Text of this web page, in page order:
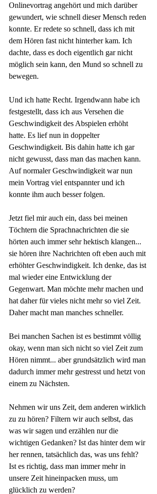
Onlinevortrag angehört und mich darüber
gewundert, wie schnell dieser Mensch reden
konnte. Er redete so schnell, dass ich mit
dem Hören fast nicht hinterher kam. Ich
dachte, dass es doch eigentlich gar nicht
möglich sein kann, den Mund so schnell zu
bewegen.
Und ich hatte Recht. Irgendwann habe ich
festgestellt, dass ich aus Versehen die
Geschwindigkeit des Abspielen erhöht
hatte. Es lief nun in doppelter
Geschwindigkeit. Bis dahin hatte ich gar
nicht gewusst, dass man das machen kann.
Auf normaler Geschwindigkeit war nun
mein Vortrag viel entspannter und ich
konnte ihm auch besser folgen.
Jetzt fiel mir auch ein, dass bei meinen
Töchtern die Sprachnachrichten die sie
hörten auch immer sehr hektisch klangen...
sie hören ihre Nachrichten oft eben auch mit
erhöhter Geschwindigkeit. Ich denke, das ist
mal wieder eine Entwicklung der
Gegenwart. Man möchte mehr machen und
hat daher für vieles nicht mehr so viel Zeit.
Daher macht man manches schneller.
Bei manchen Sachen ist es bestimmt völlig
okay, wenn man sich nicht so viel Zeit zum
Hören nimmt... aber grundsätzlich wird man
dadurch immer mehr gestresst und hetzt von
einem zu Nächsten.
Nehmen wir uns Zeit, dem anderen wirklich
zu zu hören? Filtern wir auch selbst, das
was wir sagen und erzählen nur die
wichtigen Gedanken? Ist das hinter dem wir
her rennen, tatsächlich das, was uns fehlt?
Ist es richtig, dass man immer mehr in
unsere Zeit hineinpacken muss, um
glücklich zu werden?